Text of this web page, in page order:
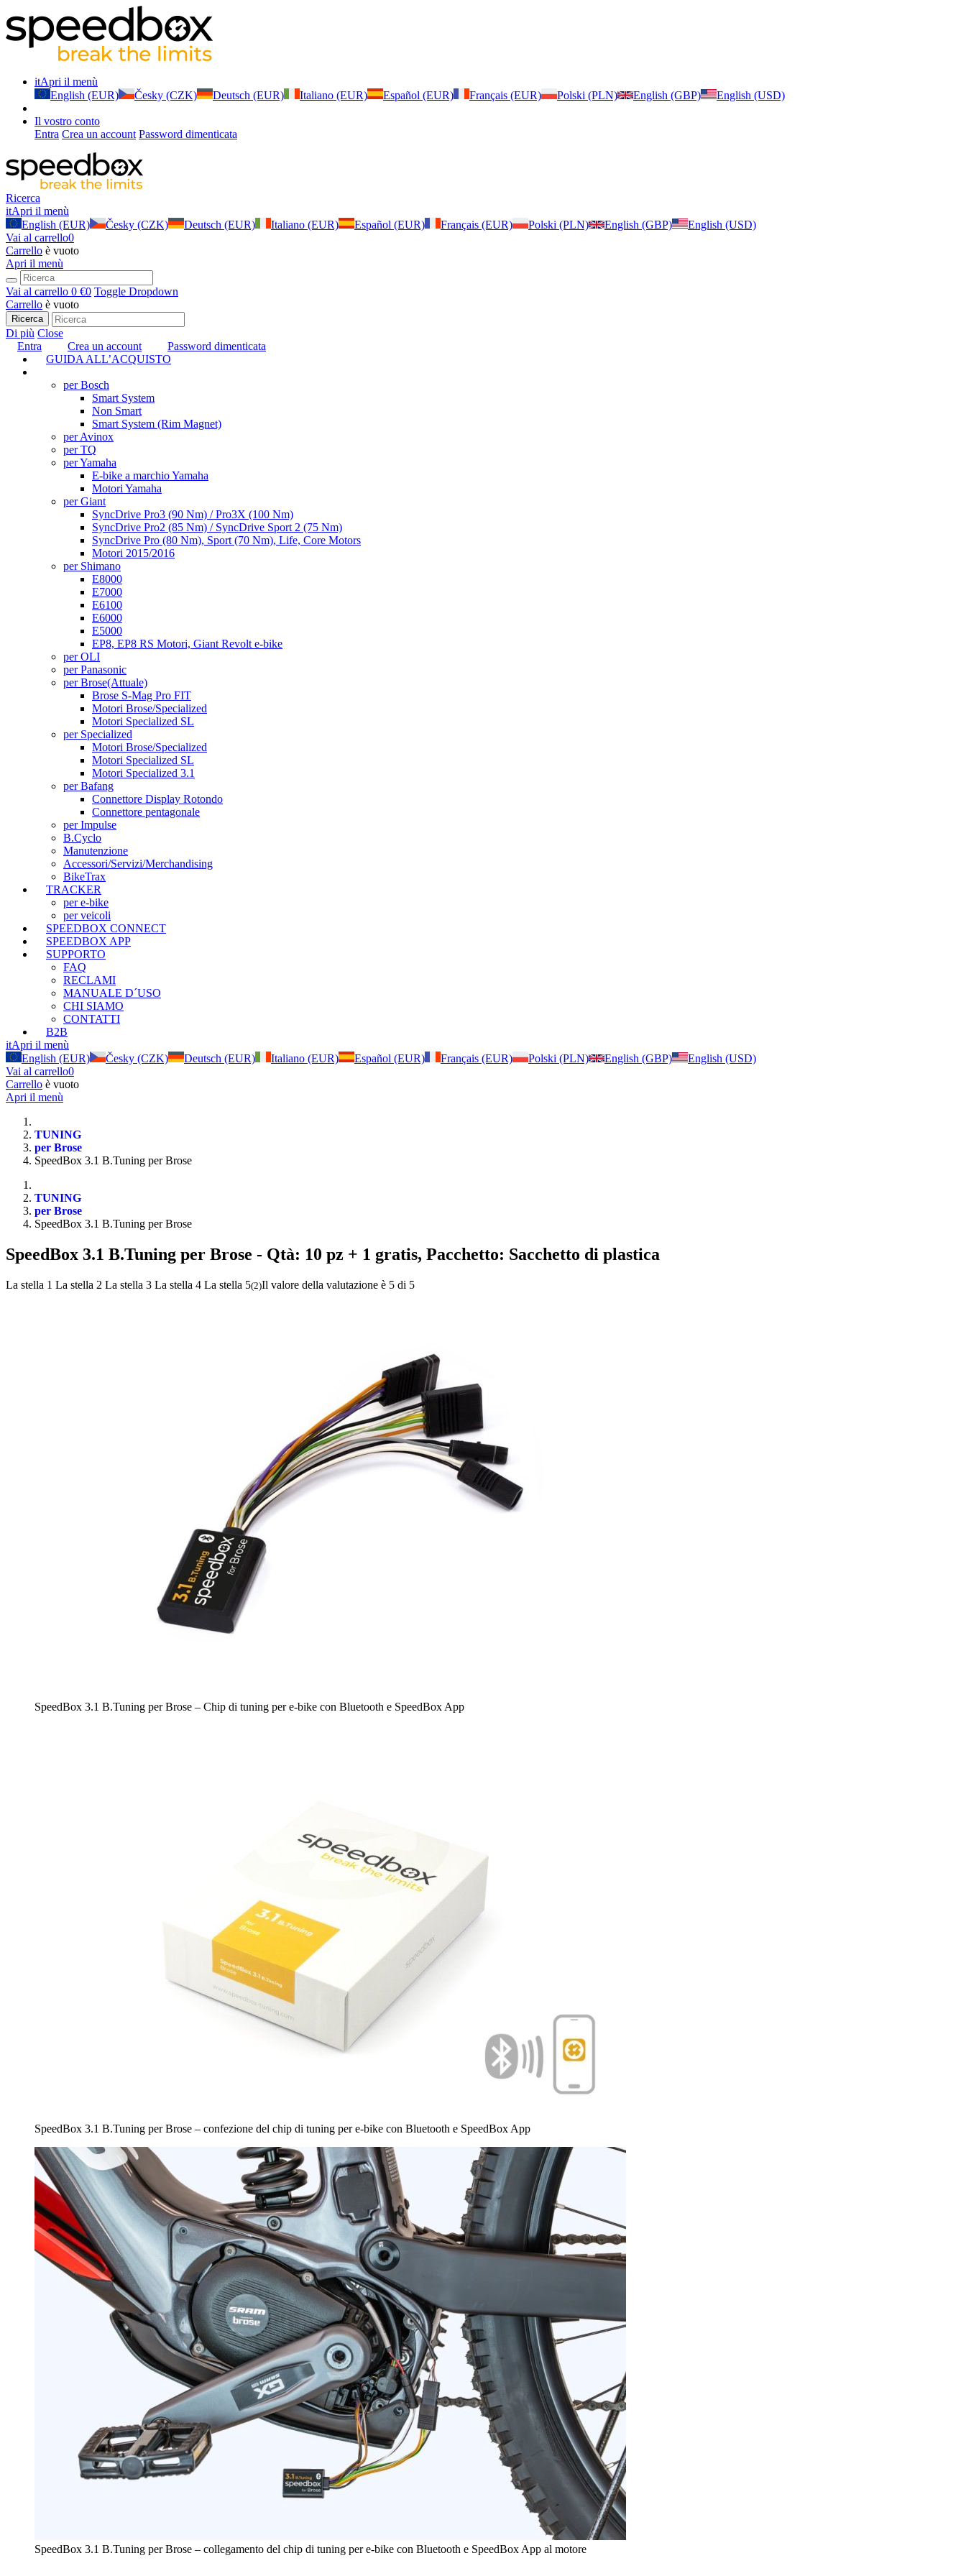
itApri il menù
English (EUR)
Česky (CZK) Deutsch (EUR) Italiano (EUR) Español (EUR) Français (EUR) Polski (PLN) English (GBP) English (USD)
Il vostro conto
Entra Crea un account Password dimenticata
Ricerca
itApri il menù
English (EUR)
Česky (CZK) Deutsch (EUR) Italiano (EUR) Español (EUR) Français (EUR) Polski (PLN) English (GBP)
English (USD)
Vai al carrello0
Carrello è vuoto
Apri il menù
Vai al carrello 0 €0 Toggle Dropdown
Carrello è vuoto
Ricerca
Di più Close
Entra
Crea un account
Password dimenticata
GUIDA ALL’ACQUISTO
per Bosch
Smart System
Non Smart
Smart System (Rim Magnet)
per Avinox
per TQ
per Yamaha
E-bike a marchio Yamaha
Motori Yamaha
per Giant
SyncDrive Pro3 (90 Nm) / Pro3X (100 Nm)
SyncDrive Pro2 (85 Nm) / SyncDrive Sport 2 (75 Nm)
SyncDrive Pro (80 Nm), Sport (70 Nm), Life, Core Motors
Motori 2015/2016
per Shimano
E8000
E7000
E6100
E6000
E5000
EP8, EP8 RS Motori, Giant Revolt e-bike
per OLI
per Panasonic
per Brose(Attuale)
Brose S-Mag Pro FIT
Motori Brose/Specialized
Motori Specialized SL
per Specialized
Motori Brose/Specialized
Motori Specialized SL
Motori Specialized 3.1
per Bafang
Connettore Display Rotondo
Connettore pentagonale
per Impulse
B.Cyclo
Manutenzione
Accessori/Servizi/Merchandising
BikeTrax
TRACKER
per e-bike
per veicoli
SPEEDBOX CONNECT
SPEEDBOX APP
SUPPORTO
FAQ
RECLAMI
MANUALE D´USO
CHI SIAMO
CONTATTI
B2B
itApri il menù
English (EUR)
Česky (CZK) Deutsch (EUR) Italiano (EUR) Español (EUR) Français (EUR) Polski (PLN) English (GBP)
English (USD)
Vai al carrello0
Carrello è vuoto
Apri il menù
TUNING
per Brose
SpeedBox 3.1 B.Tuning per Brose
TUNING
per Brose
SpeedBox 3.1 B.Tuning per Brose
SpeedBox 3.1 B.Tuning per Brose - Qtà: 10 pz + 1 gratis, Pacchetto: Sacchetto di plastica
La stella 1 La stella 2 La stella 3 La stella 4 La stella 5(2)Il valore della valutazione è 5 di 5
SpeedBox 3.1 B.Tuning per Brose – Chip di tuning per e-bike con Bluetooth e SpeedBox App
SpeedBox 3.1 B.Tuning per Brose – confezione del chip di tuning per e-bike con Bluetooth e SpeedBox App
SpeedBox 3.1 B.Tuning per Brose – collegamento del chip di tuning per e-bike con Bluetooth e SpeedBox App al motore